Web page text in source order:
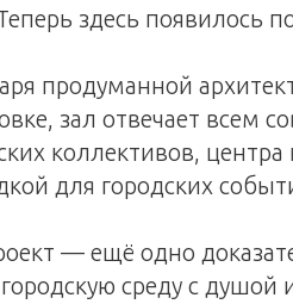
здесь появилось
продуманной
зал отвечает всем
коллективов,
для городских
— ещё одно
среду с душой